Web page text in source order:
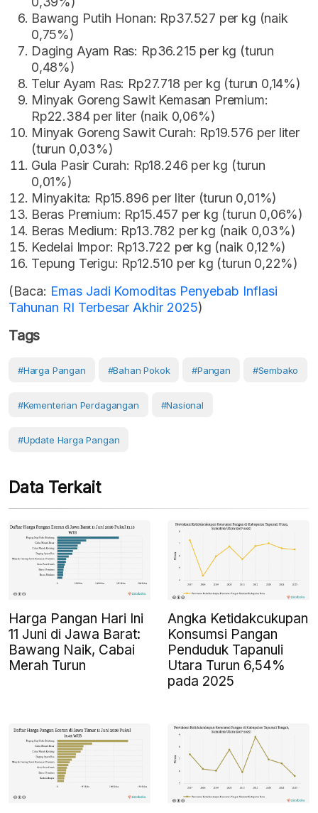
Bawang Putih Honan: Rp37.527 per kg (naik
0,75%)
Daging Ayam Ras: Rp36.215 per kg (turun
0,48%)
Telur Ayam Ras: Rp27.718 per kg (turun 0,14%)
Minyak Goreng Sawit Kemasan Premium:
Rp22.384 per liter (naik 0,06%)
Minyak Goreng Sawit Curah: Rp19.576 per liter
(turun 0,03%)
Gula Pasir Curah: Rp18.246 per kg (turun
0,01%)
Minyakita: Rp15.896 per liter (turun 0,01%)
Beras Premium: Rp15.457 per kg (turun 0,06%)
Beras Medium: Rp13.782 per kg (naik 0,03%)
Kedelai Impor: Rp13.722 per kg (naik 0,12%)
Tepung Terigu: Rp12.510 per kg (turun 0,22%)
(Baca: Emas Jadi Komoditas Penyebab Inflasi
Tahunan RI Terbesar Akhir 2025)
Tags
#Harga Pangan #Bahan Pokok #Pangan #Sembako
#Kementerian Perdagangan #Nasional
#Update Harga Pangan
Data Terkait
Harga Pangan Hari Ini
11 Juni di Jawa Barat:
Bawang Naik, Cabai
Merah Turun
Angka Ketidakcukupan
Konsumsi Pangan
Penduduk Tapanuli
Utara Turun 6,54%
pada 2025